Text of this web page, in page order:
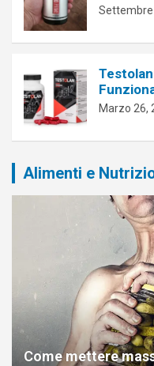
Settembre
Marzo 26,
Alimenti e
Come mettere